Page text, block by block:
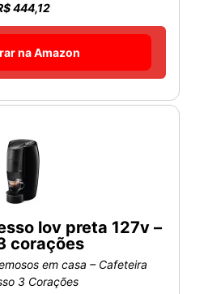
444,12
na Amazon
lov preta 127v –
corações
em casa – Cafeteira
3 Corações